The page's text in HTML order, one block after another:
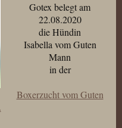
Gotex belegt am
22.08.2020
die Hündin
Isabella vom Guten
Mann
in der
Boxerzucht vom Guten